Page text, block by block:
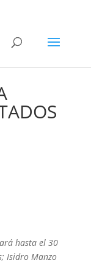
hasta el 30
Isidro Manzo